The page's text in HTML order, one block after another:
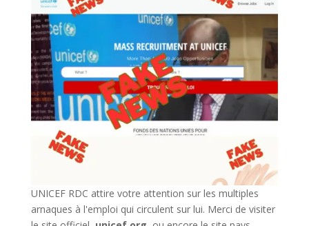
UNICEF RDC attire votre attention sur les multiples
arnaques à l'emploi qui circulent sur lui. Merci de visiter